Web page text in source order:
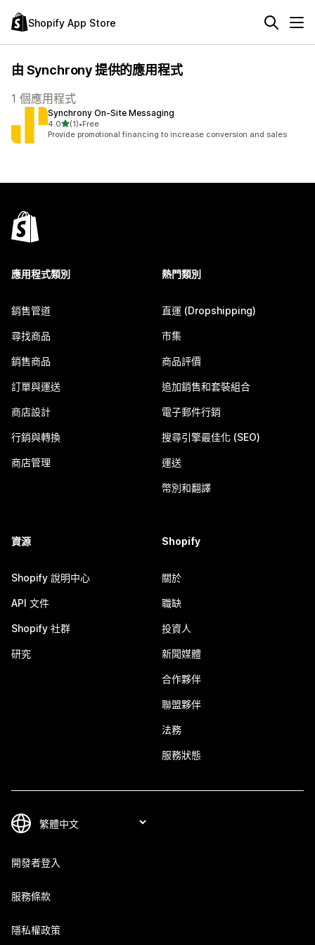
Shopify App Store
由 Synchrony 提供的應用程式
1 個應用程式
Synchrony On‑Site Messaging
4.0滿分 5 顆星
(1)
共有 1 則評價
•Free
Provide promotional financing to increase conversion and sales
應用程式類別
銷售管道
尋找商品
銷售商品
訂單與運送
商店設計
行銷與轉換
商店管理
熱門類別
直運 (Dropshipping)
市集
商品評價
追加銷售和套裝組合
電子郵件行銷
搜尋引擎最佳化 (SEO)
運送
幣別和翻譯
資源
Shopify 說明中心
API 文件
Shopify 社群
研究
Shopify
關於
職缺
投資人
新聞媒體
合作夥伴
聯盟夥伴
法務
服務狀態
開發者登入
服務條款
隱私權政策